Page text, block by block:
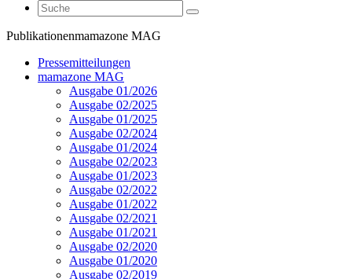
Publikationenmamazone MAG
Pressemitteilungen
mamazone MAG
Ausgabe 01/2026
Ausgabe 02/2025
Ausgabe 01/2025
Ausgabe 02/2024
Ausgabe 01/2024
Ausgabe 02/2023
Ausgabe 01/2023
Ausgabe 02/2022
Ausgabe 01/2022
Ausgabe 02/2021
Ausgabe 01/2021
Ausgabe 02/2020
Ausgabe 01/2020
Ausgabe 02/2019